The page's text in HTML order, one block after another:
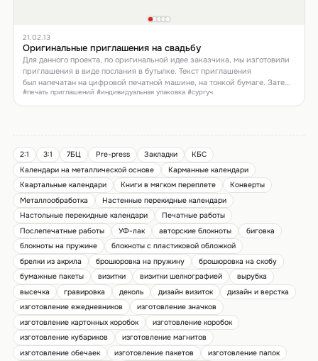
21.02.13
Оригинальные приглашения на свадьбу
Для данного проекта, по оригинальной идее заказчика, мы изготовили
приглашения в виде послания в бутылке. Текст приглашения
был напечатан на цифровой печатной машине, на тонкой бумаге. Затем
аккуратно свернут трубочкой и закреплен лентой.
#печать приглашений #индивидуальная упаковка #сургуч
2:1 3:1 7БЦ Pre-press Закладки
КБС
Календари на металлической основе
Карманные календари
Квартальные календари
Книги в мягком переплете
Конверты
Металлообработка
Настенные перекидные календари
Настольные перекидные календари
Печатные работы
Послепечатные работы
УФ-лак авторские блокноты
биговка
блокноты на пружине
блокноты с пластиковой обложкой
брелки из акрила
брошюровка на пружину
брошюровка на скобу
бумажные пакеты
визитки визитки шелкографией
вырубка
высечка
гравировка деколь дизайн визиток
дизайн и верстка
изготовление ежедневников
изготовление значков
изготовление картонных коробок
изготовление коробок
изготовление кубариков
изготовление магнитов
изготовление обечаек
изготовление пакетов
изготовление папок